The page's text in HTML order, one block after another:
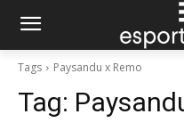
Tags Paysandu x Remo
Tag: